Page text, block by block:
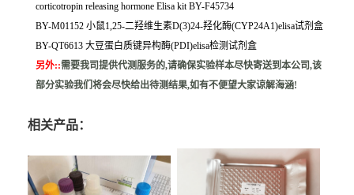
corticotropin releasing hormone Elisa kit BY-F45734
BY-M01152 小鼠1,25-二羟维生素D(3)24-羟化酶(CYP24A1)elisa试剂盒
BY-QT6613 大豆蛋白质键异构酶(PDI)elisa检测试剂盒
另外::需要我司提供代测服务的,请确保实验样本尽快寄送到本公司,该
部分实验我们将会尽快给出待测结果,如有不便望大家谅解海涵!
相关产品：